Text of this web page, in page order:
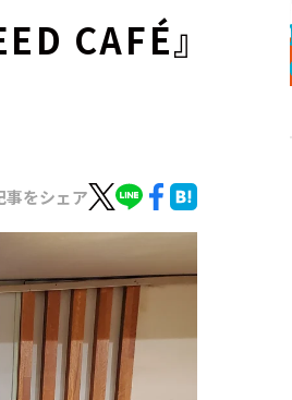
CAFÉ』
事をシェア